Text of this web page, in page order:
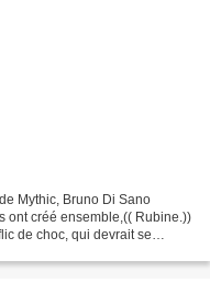
Mythic, Bruno Di Sano
ont créé ensemble,(( Rubine.))
de choc, qui devrait se